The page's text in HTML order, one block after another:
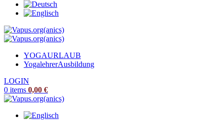
YOGAURLAUB
YogalehrerAusbildung
LOGIN
0 items 0,00 €